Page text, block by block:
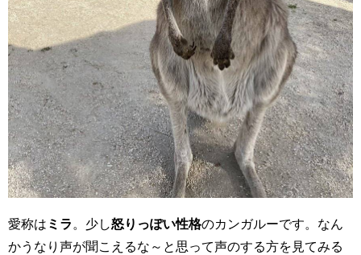
愛称は ミラ 。少し怒りっぽい性格のカンガルーです。なん
かうなり声が聞こえるな～と思って声のする方を見てみる